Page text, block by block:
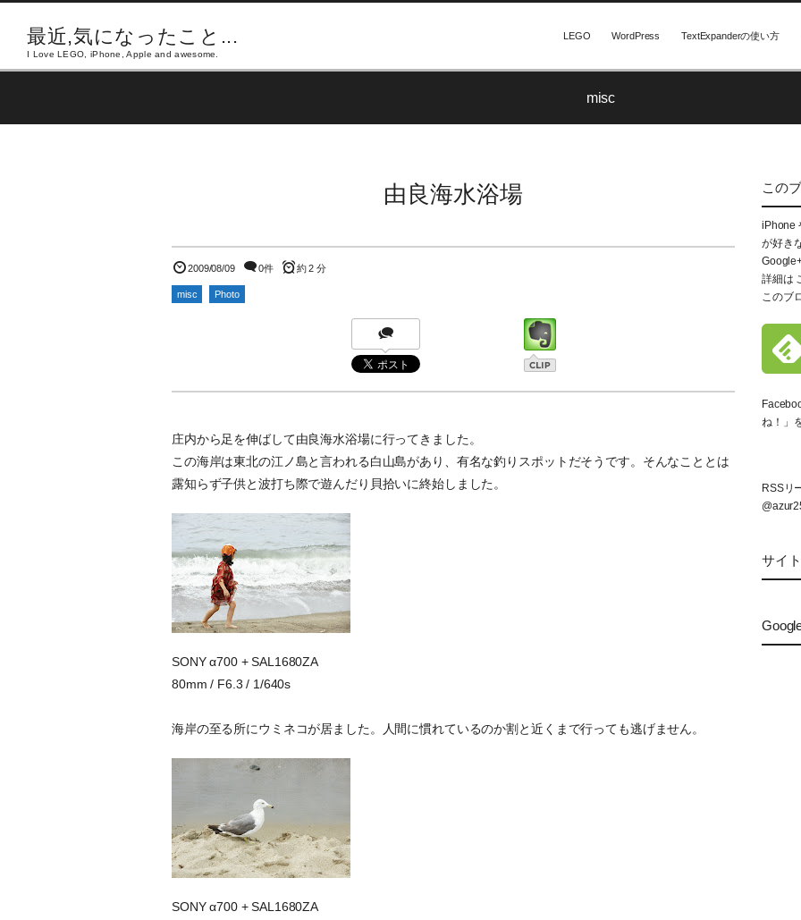
最近,気になったこと...
I Love LEGO, iPhone, Apple and awesome.
LEGO WordPress TextExpanderの使い方
misc
由良海水浴場
2009/08/09 0件 約 2 分
misc Photo
庄内から足を伸ばして由良海水浴場に行ってきました。
この海岸は東北の江ノ島と言われる白山島があり、有名な釣りスポットだそうです。そんなこととは
露知らず子供と波打ち際で遊んだり貝拾いに終始しました。
SONY α700 + SAL1680ZA
80mm / F6.3 / 1/640s
海岸の至る所にウミネコが居ました。人間に慣れているのか割と近くまで行っても逃げません。
SONY α700 + SAL1680ZA
この
iPhone
が好き
詳細は
このブ
ね！」
RSSリ
サイ